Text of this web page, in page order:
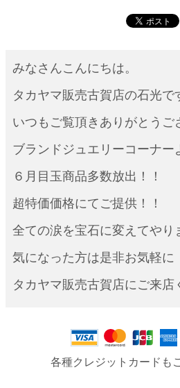
みなさんこんにちは。
タカヤマ販売古賀店の石光で
いつもご覧頂きありがとうご
ブランドジュエリーコーナー
６月目玉商品多数放出！！
超特価価格にてご提供！！
全ての涙を宝石に変えてやり
気になった方は是非お気軽に
タカヤマ販売古賀店にご来店
各種クレジットカードも